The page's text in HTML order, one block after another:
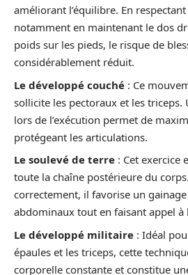
améliorant l’équilibre. En
notamment en maintenant le dos
poids sur les pieds, le risque de
considérablement réduit.
Le développé couché : Ce
sollicite les pectoraux et les
lors de l’exécution permet de
protégeant les articulations.
Le soulevé de terre : Cet exercice
toute la chaîne postérieure du
correctement, il favorise un
abdominaux tout en faisant appel à
Le développé militaire : Idéal
épaules et les triceps, cette
corporelle constante et constitue